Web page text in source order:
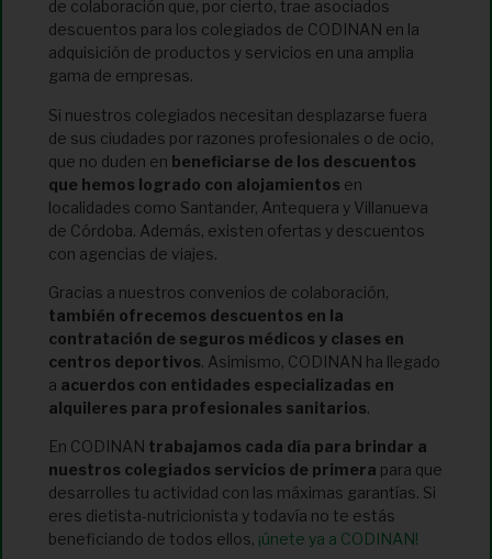
de colaboración que, por cierto, trae asociados
descuentos para los colegiados de CODINAN en la
adquisición de productos y servicios en una amplia
gama de empresas.
Si nuestros colegiados necesitan desplazarse fuera
de sus ciudades por razones profesionales o de ocio,
que no duden en beneficiarse de los descuentos
que hemos logrado con alojamientos en
localidades como Santander, Antequera y Villanueva
de Córdoba. Además, existen ofertas y descuentos
con agencias de viajes.
Gracias a nuestros convenios de colaboración,
también ofrecemos descuentos en la
contratación de seguros médicos y clases en
centros deportivos. Asimismo, CODINAN ha llegado
a acuerdos con entidades especializadas en
alquileres para profesionales sanitarios.
En CODINAN trabajamos cada día para brindar a
nuestros colegiados servicios de primera para que
desarrolles tu actividad con las máximas garantías. Si
eres dietista-nutricionista y todavía no te estás
beneficiando de todos ellos, ¡únete ya a CODINAN!